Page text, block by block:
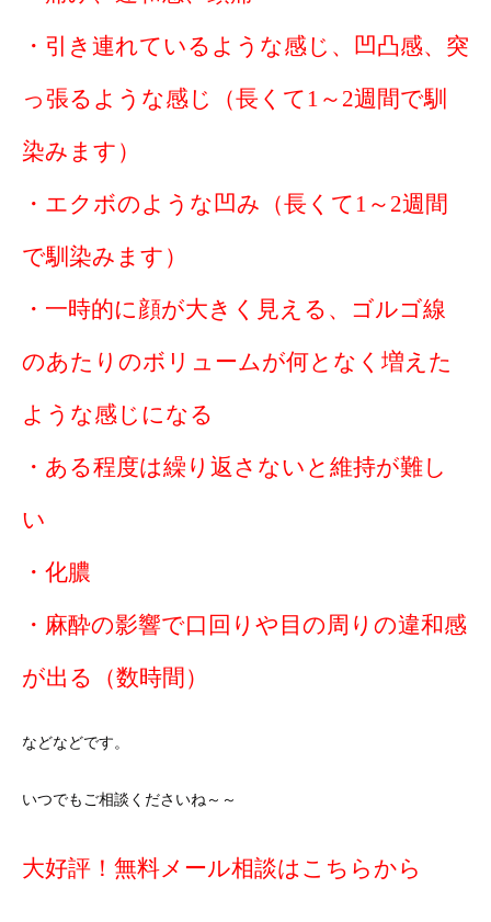
・引き連れているような感じ、凹凸感、突
っ張るような感じ（長くて1～2週間で馴
染みます）
・エクボのような凹み（長くて1～2週間
で馴染みます）
・一時的に顔が大きく見える、ゴルゴ線
のあたりのボリュームが何となく増えた
ような感じになる
・ある程度は繰り返さないと維持が難し
い
・化膿
・麻酔の影響で口回りや目の周りの違和感
が出る（数時間）
などなどです。
いつでもご相談くださいね～～
大好評！無料メール相談はこちらから